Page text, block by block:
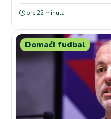
pre 22 minuta
Domaći fudbal